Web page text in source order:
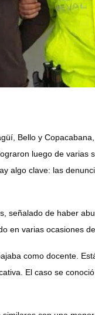
Bello y
luego de varias
algo clave: las
señalado de haber
en varias ocasiones
como docente.
El caso se